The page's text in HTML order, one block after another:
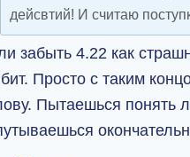
дейсвтий! И считаю
забыть 4.22 как
Просто с таким
Пытаешься понять